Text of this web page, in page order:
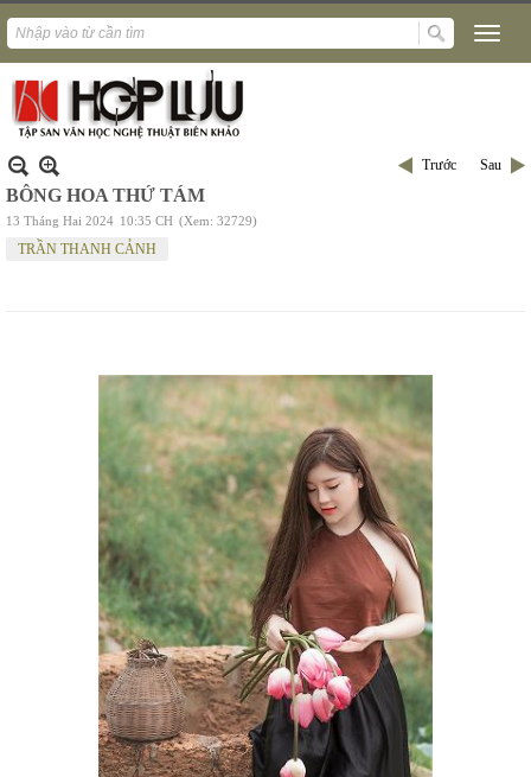
Trước Sau
BÔNG HOA THỨ TÁM
13 Tháng Hai 2024 10:35 CH (Xem: 32729)
TRẦN THANH CẢNH